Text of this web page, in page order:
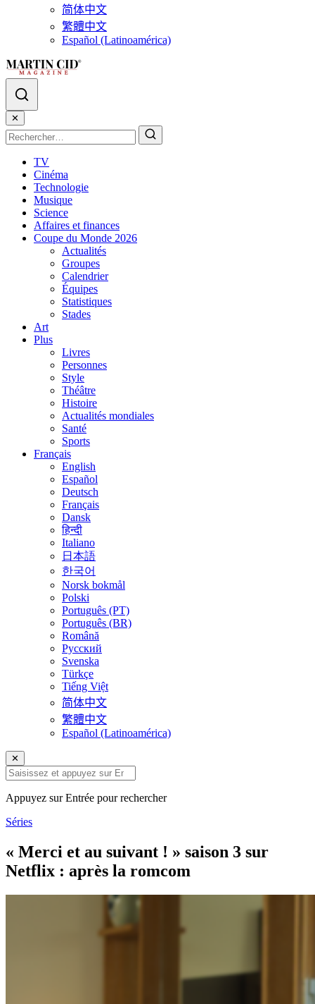
简体中文
繁體中文
Español (Latinoamérica)
✕
TV
Cinéma
Technologie
Musique
Science
Affaires et finances
Coupe du Monde 2026
Actualités
Groupes
Calendrier
Équipes
Statistiques
Stades
Art
Plus
Livres
Personnes
Style
Théâtre
Histoire
Actualités mondiales
Santé
Sports
Français
English
Español
Deutsch
Français
Dansk
हिन्दी
Italiano
日本語
한국어
Norsk bokmål
Polski
Português (PT)
Português (BR)
Română
Русский
Svenska
Türkçe
Tiếng Việt
简体中文
繁體中文
Español (Latinoamérica)
✕
Appuyez sur Entrée pour rechercher
Séries
« Merci et au suivant ! » saison 3 sur
Netflix : après la romcom